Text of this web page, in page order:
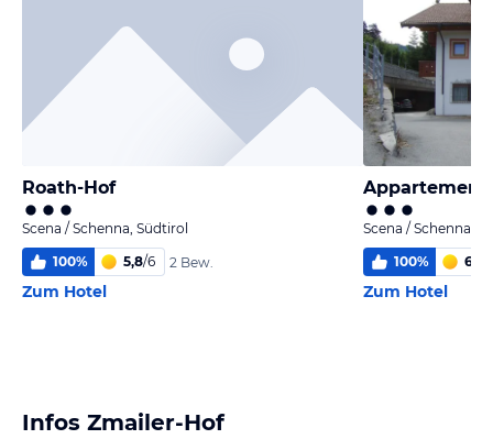
Roath-Hof
Scena / Schenna, Südtirol
100% 5,8/6 2 Bew.
Zum Hotel
Appartement
Scena / Schenna,
100% 6,0
Zum Hotel
Infos Zmailer-Hof